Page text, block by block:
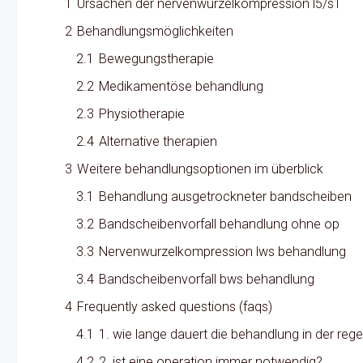
1
Ursachen der nervenwurzelkompression l5/s1
2 Behandlungsmöglichkeiten
2.1 Bewegungstherapie
2.2 Medikamentöse behandlung
2.3 Physiotherapie
2.4 Alternative therapien
3 Weitere behandlungsoptionen im überblick
3.1 Behandlung ausgetrockneter bandscheiben
3.2 Bandscheibenvorfall behandlung ohne op
3.3 Nervenwurzelkompression lws behandlung
3.4 Bandscheibenvorfall bws behandlung
4 Frequently asked questions (faqs)
4.1 1. wie lange dauert die behandlung in der